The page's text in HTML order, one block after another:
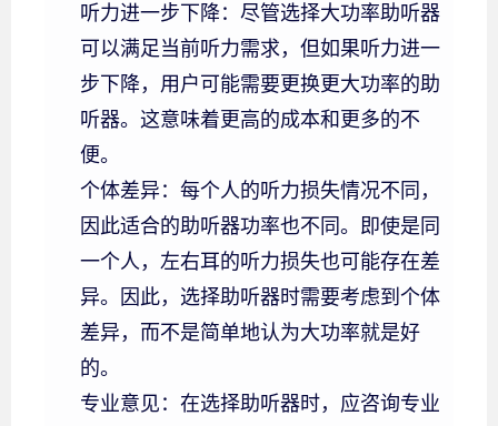
听力进一步下降：尽管选择大功率助听器
可以满足当前听力需求，但如果听力进一
步下降，用户可能需要更换更大功率的助
听器。这意味着更高的成本和更多的不
便。
个体差异：每个人的听力损失情况不同，
因此适合的助听器功率也不同。即使是同
一个人，左右耳的听力损失也可能存在差
异。因此，选择助听器时需要考虑到个体
差异，而不是简单地认为大功率就是好
的。
专业意见：在选择助听器时，应咨询专业